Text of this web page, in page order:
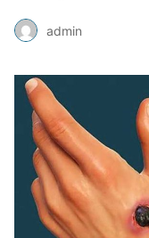
admin